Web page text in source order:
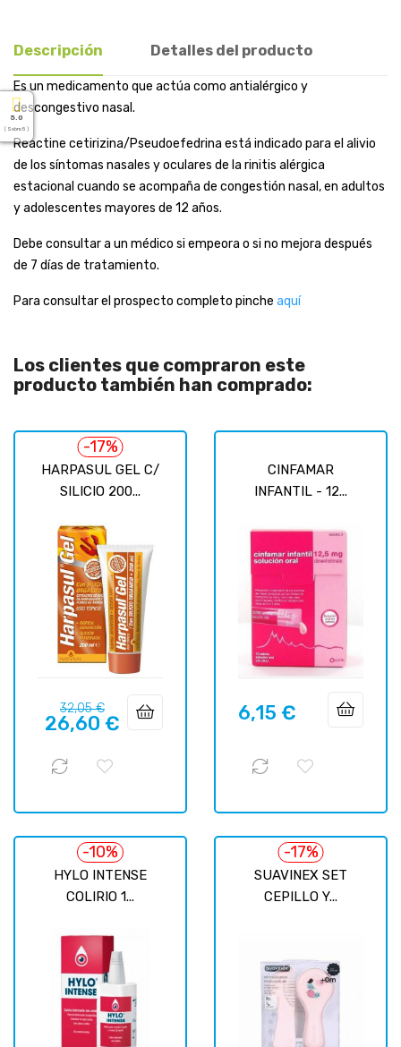
Descripción Detalles del producto
Es un medicamento que actúa como antialérgico y
descongestivo nasal.
Reactine cetirizina/Pseudoefedrina está indicado para el alivio
de los síntomas nasales y oculares de la rinitis alérgica
estacional cuando se acompaña de congestión nasal, en adultos
y adolescentes mayores de 12 años.
Debe consultar a un médico si empeora o si no mejora después
de 7 días de tratamiento.
Para consultar el prospecto completo pinche aquí
Los clientes que compraron este
producto también han comprado:
HARPASUL GEL C/
SILICIO 200...
-17%
Precio
regular
32,05 €Precio
26,60 €
CINFAMAR
INFANTIL - 12...
Precio
6,15 €
HYLO INTENSE
COLIRIO 1...
-10%
SUAVINEX SET
CEPILLO Y...
-17%
5.0
( Sobre 5 )